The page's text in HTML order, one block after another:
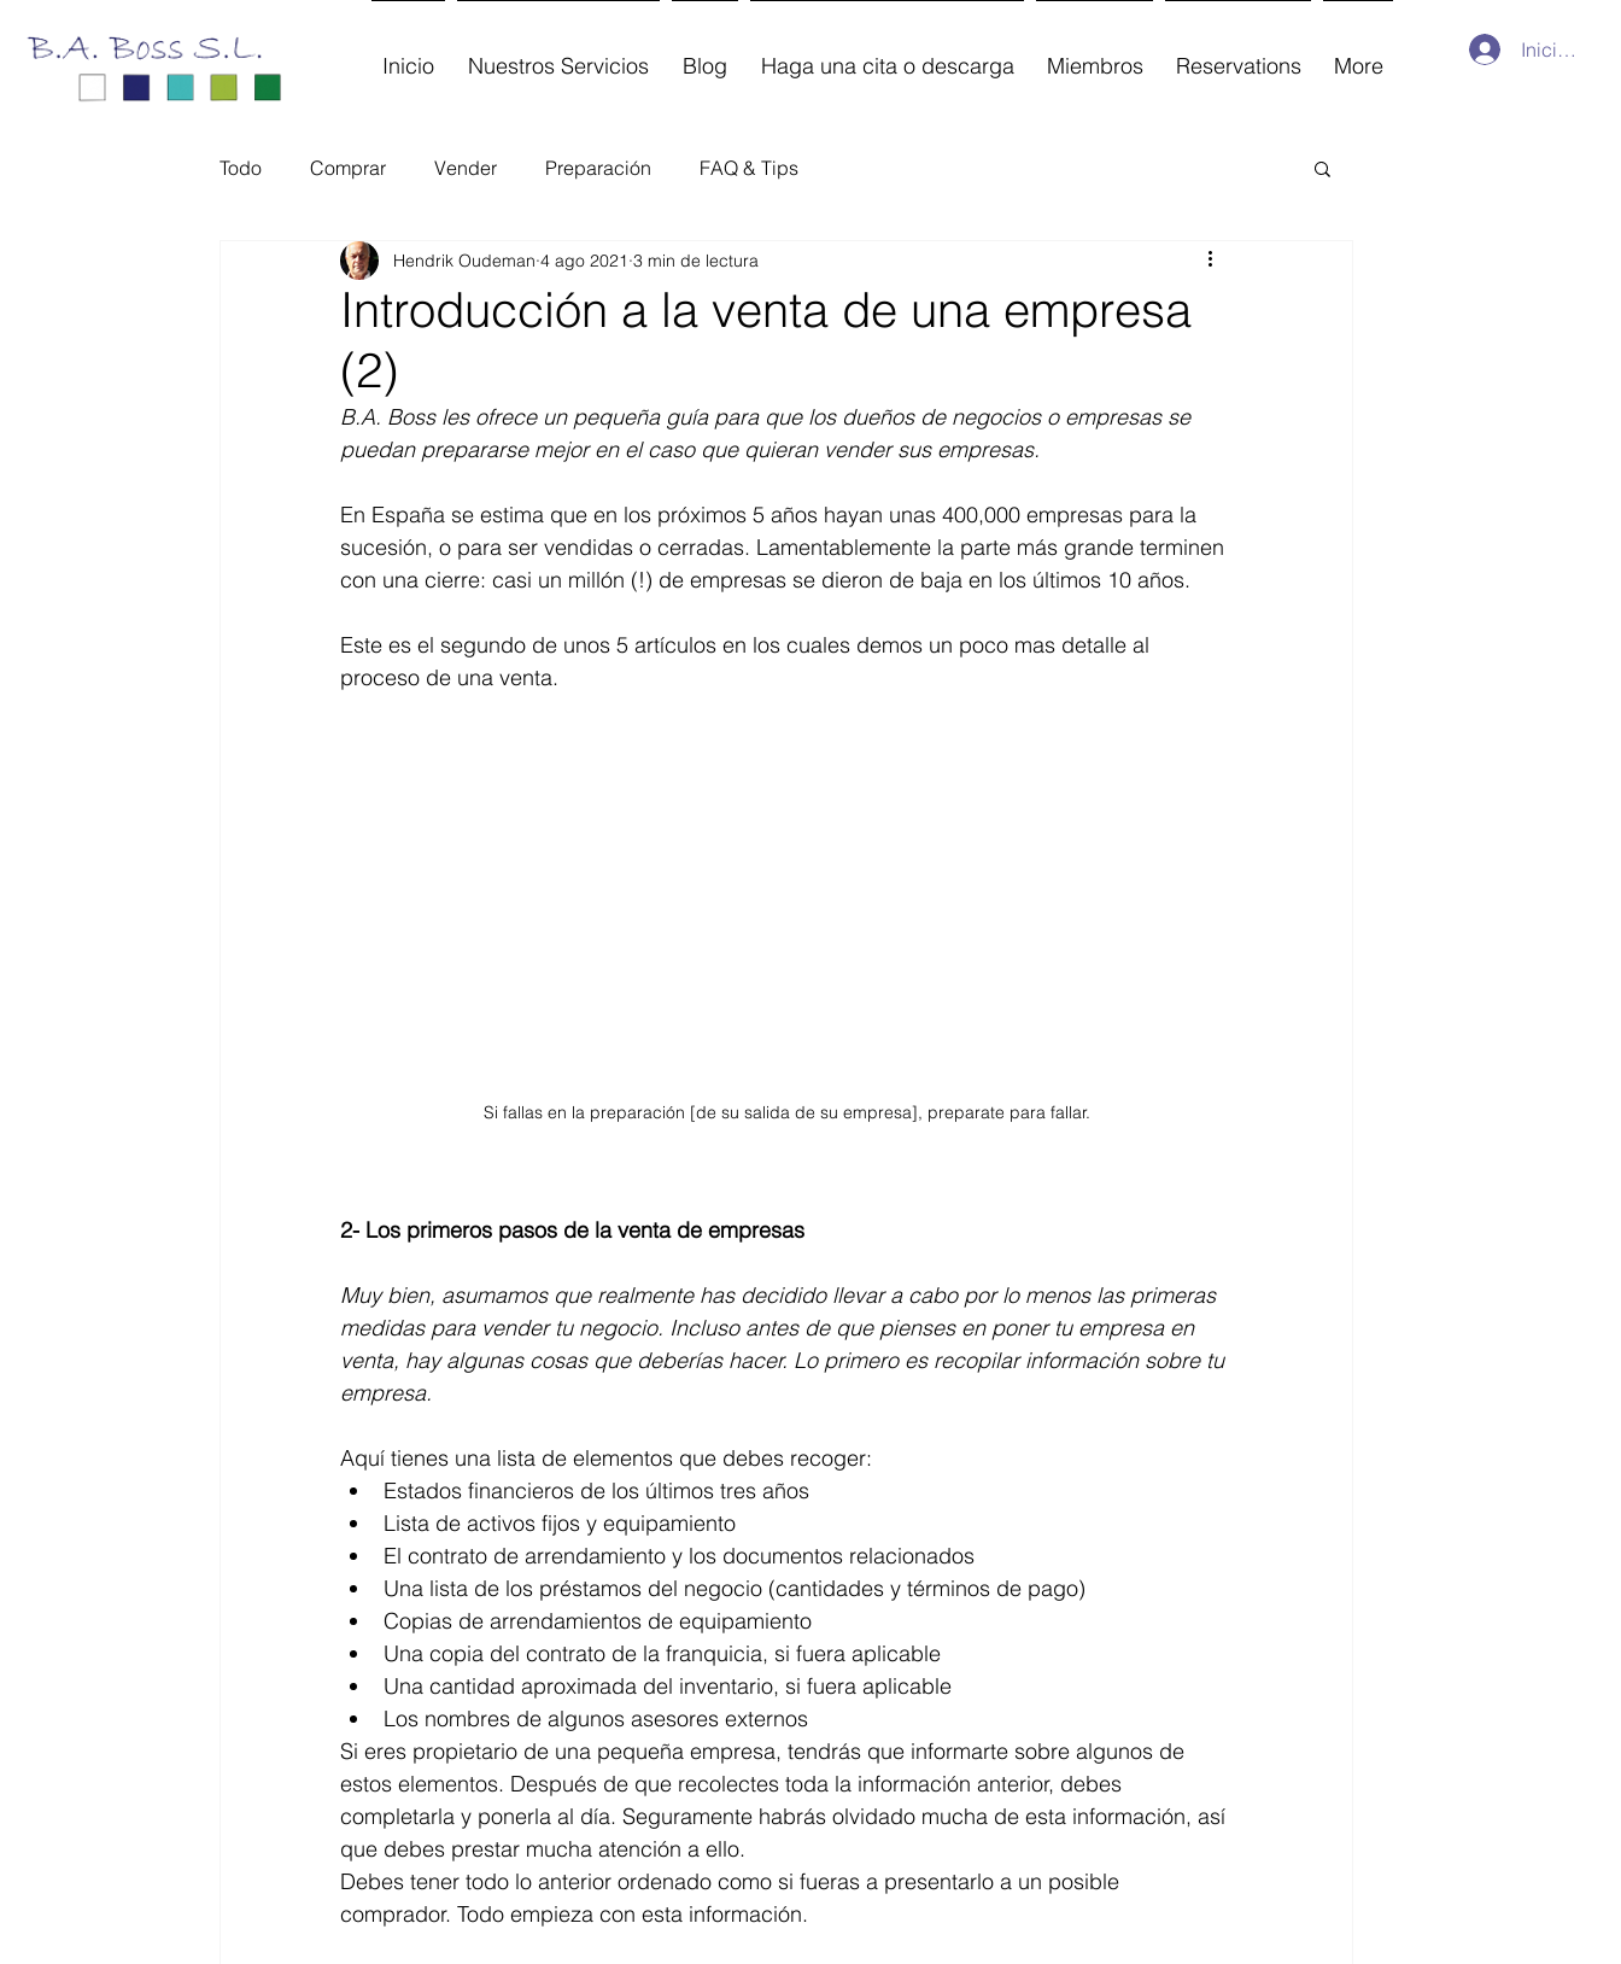
Iniciar
Inicio Nuestros Servicios Blog Haga una cita o descarga Miembros Reservations More
Todo Comprar Vender Preparación FAQ & Tips
Introducción a la venta de una empresa
(2)
Hendrik Oudeman 4 ago 2021 3 min de lectura
B.A. Boss les ofrece un pequeña guía para que los dueños de negocios o empresas se
puedan prepararse mejor en el caso que quieran vender sus empresas.
En España se estima que en los próximos 5 años hayan unas 400,000 empresas para la
sucesión, o para ser vendidas o cerradas. Lamentablemente la parte más grande terminen
con una cierre: casi un millón (!) de empresas se dieron de baja en los últimos 10 años.
Este es el segundo de unos 5 artículos en los cuales demos un poco mas detalle al
proceso de una venta.
Si fallas en la preparación [de su salida de su empresa], preparate para fallar.
2- Los primeros pasos de la venta de empresas
Muy bien, asumamos que realmente has decidido llevar a cabo por lo menos las primeras
medidas para vender tu negocio. Incluso antes de que pienses en poner tu empresa en
venta, hay algunas cosas que deberías hacer. Lo primero es recopilar información sobre tu
empresa.
Aquí tienes una lista de elementos que debes recoger:
Estados financieros de los últimos tres años
Lista de activos fijos y equipamiento
El contrato de arrendamiento y los documentos relacionados
Una lista de los préstamos del negocio (cantidades y términos de pago)
Copias de arrendamientos de equipamiento
Una copia del contrato de la franquicia, si fuera aplicable
Una cantidad aproximada del inventario, si fuera aplicable
Los nombres de algunos asesores externos
Si eres propietario de una pequeña empresa, tendrás que informarte sobre algunos de
estos elementos. Después de que recolectes toda la información anterior, debes
completarla y ponerla al día. Seguramente habrás olvidado mucha de esta información, así
que debes prestar mucha atención a ello.
Debes tener todo lo anterior ordenado como si fueras a presentarlo a un posible
comprador. Todo empieza con esta información.